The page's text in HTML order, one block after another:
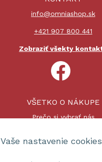
Vaše nastavenie cookies
info@omniashop.sk
+421 907 800 441
Zobraziť všekty
VŠETKO O NÁKUPE
Prečo si vybrať nás
Platby a doprava